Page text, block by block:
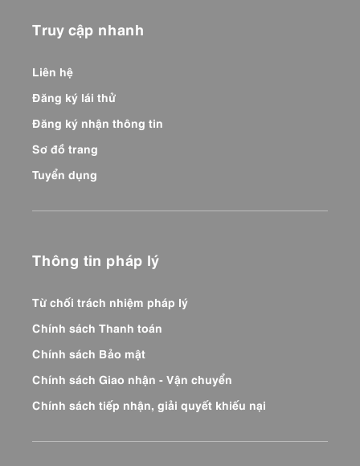
Truy cập nhanh
Liên hệ
Đăng ký lái thử
Đăng ký nhận thông tin
Sơ đồ trang
Tuyển dụng
Thông tin pháp lý
Từ chối trách nhiệm pháp lý
Chính sách Thanh toán
Chính sách Bảo mật
Chính sách Giao nhận - Vận chuyển
Chính sách tiếp nhận, giải quyết khiếu nại